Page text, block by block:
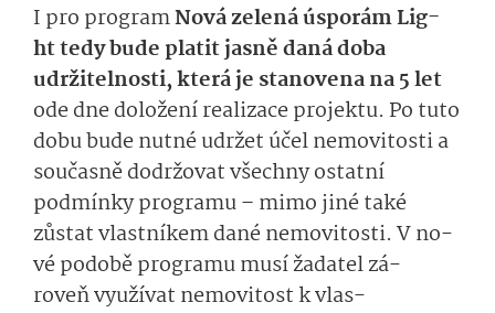
I pro programNováze­lenáúsporámLig­
httedybude platit jasně danádoba
udržitelnosti, která je stanovena na 5 let
ode dne doložení realizace projektu. Po tuto
dobubudenutné udržet účel nemovitosti a
současně dodržovat všechny ostatní
podmínky programu– mimo jiné také
zůstat vlastníkem dané nemovitosti. V no­
vé podobě programu musížadatelzá­
roveňvyužívat ne­movitost kvlas­